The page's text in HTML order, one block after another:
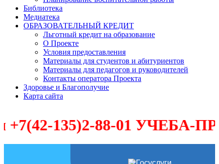
Библиотека
Медиатека
ОБРАЗОВАТЕЛЬНЫЙ КРЕДИТ
Льготный кредит на образование
О Проекте
Условия предоставления
Материалы для студентов и абитуриентов
Материалы для педагогов и руководителей
Контакты оператора Проекта
Здоровье и Благополучие
Карта сайта
88-01 УЧЕБА-